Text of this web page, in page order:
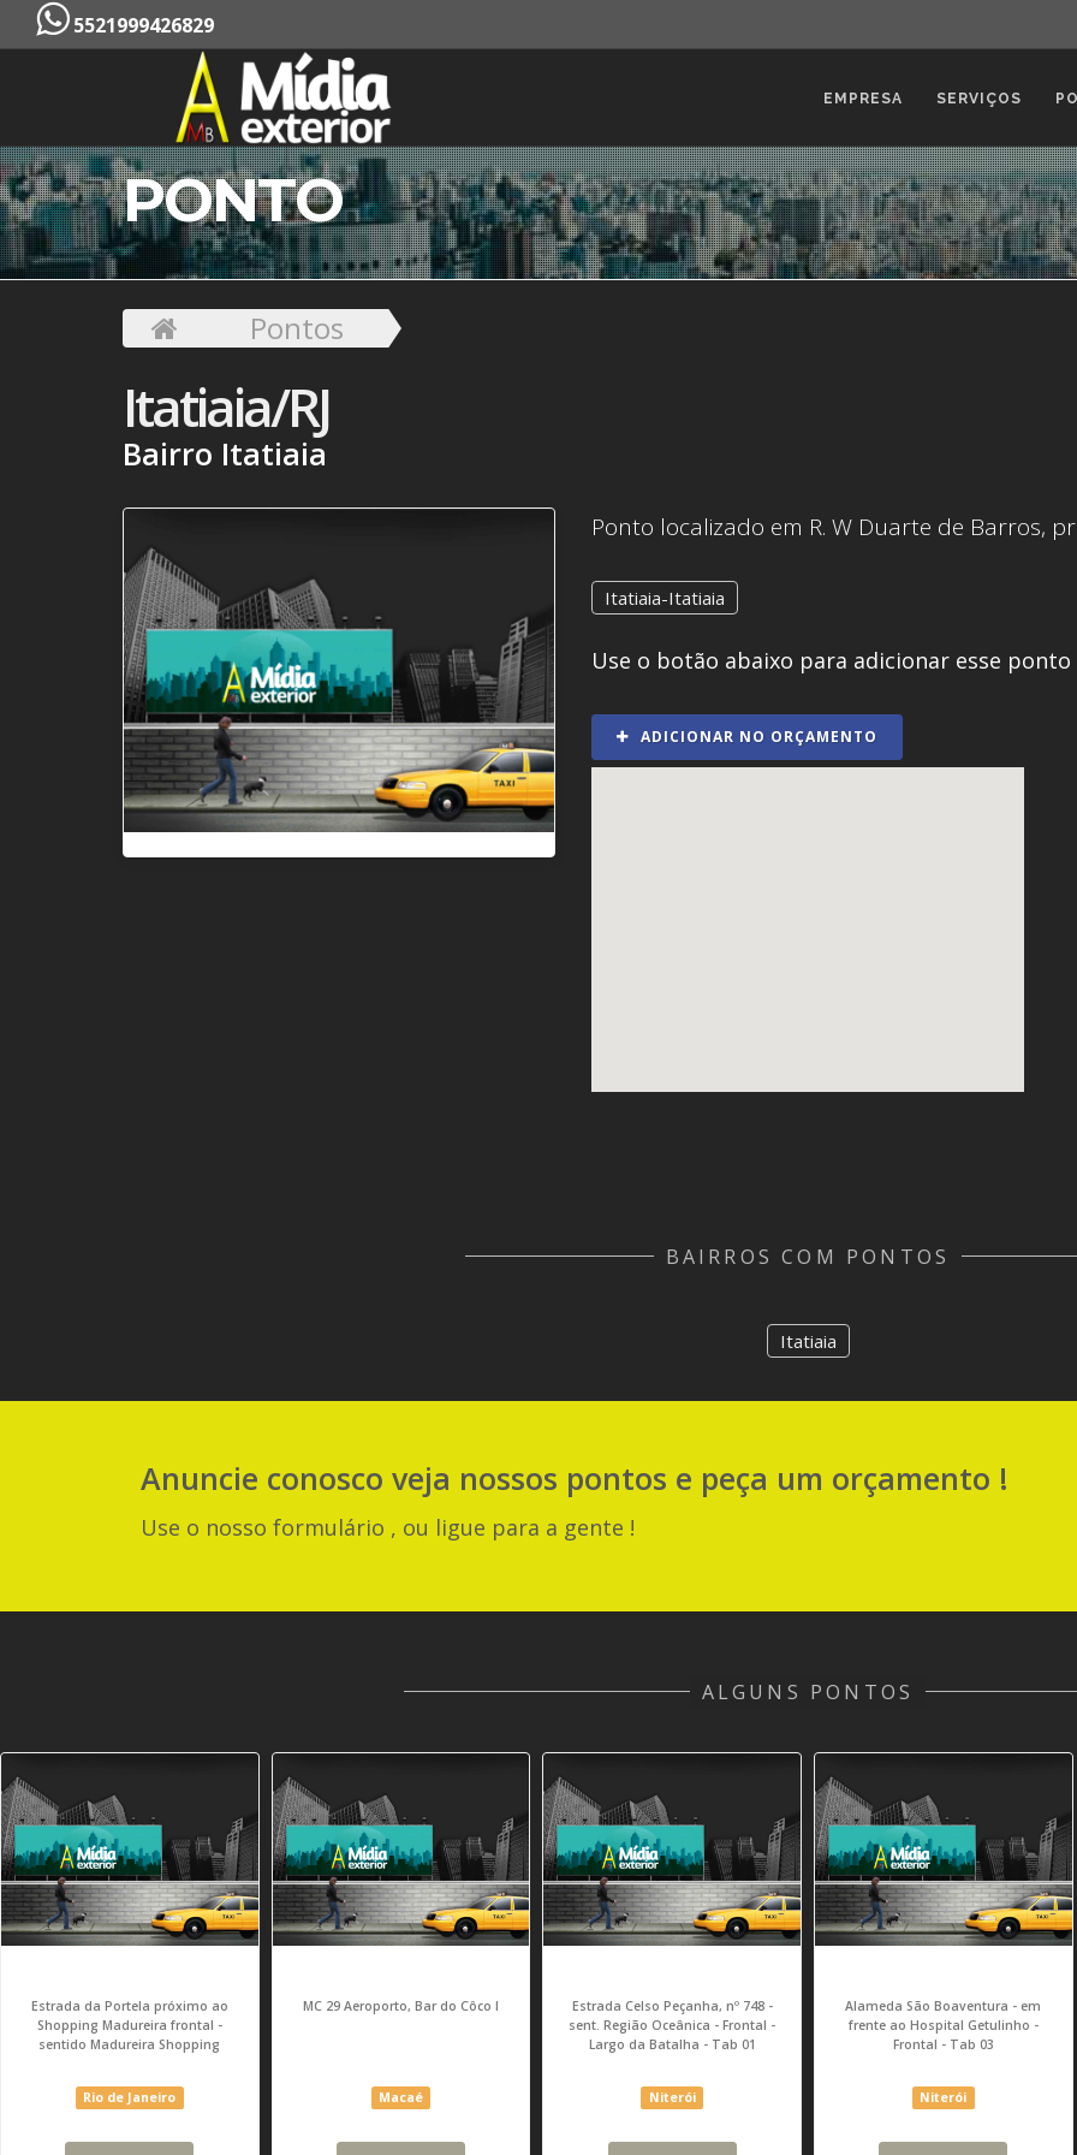
5521999426829
EMPRESA SERVIÇOS
PONTO
Pontos
Itatiaia/RJ
Bairro Itatiaia
Ponto localizado em R. W Duarte de Barros,
Itatiaia-Itatiaia
Use o botão abaixo para adicionar esse
ADICIONAR NO ORÇAMENTO
BAIRROS COM PONTOS
Itatiaia
Anuncie conosco veja nossos pontos e peça um orçamento !
Use o nosso formulário , ou ligue para a gente !
ALGUNS PONTOS
Estrada da Portela próximo ao
Shopping Madureira frontal -
sentido Madureira Shopping
Rio de Janeiro
MC 29 Aeroporto, Bar do Côco I
Macaé
Estrada Celso Peçanha, nº 748 -
sent. Região Oceânica - Frontal -
Largo da Batalha - Tab 01
Niterói
Alameda São Boaventura - em
frente ao Hospital Getulinho -
Frontal - Tab 03
Niterói